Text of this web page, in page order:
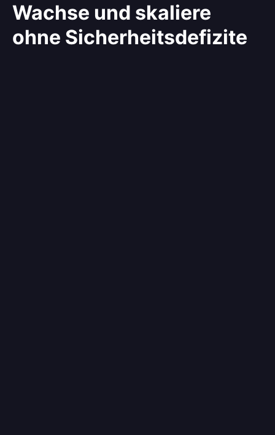
Wachse und skaliere
ohne Sicherheitsdefizite